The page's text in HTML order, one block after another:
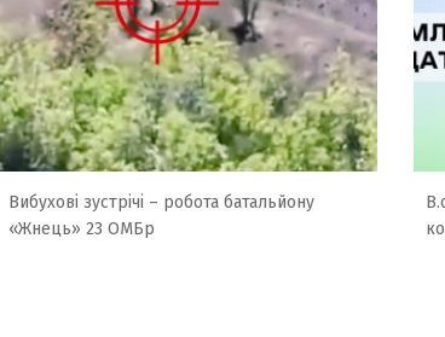
Вибухові зустрічі – робота батальйону
«Жнець» 23 ОМБр